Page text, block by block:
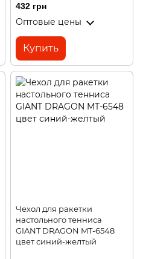
432 грн
Оптовые цены
Купить
Чехол для ракетки
настольного тенниса
GIANT DRAGON MT-6548
цвет синий-желтый